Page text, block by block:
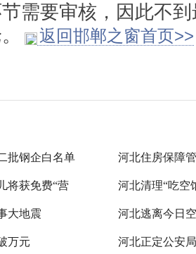
需要审核，因此不
返回邯郸之窗首页>>
批钢企白名单 河北住房保障
将获免费“营 河北清理“吃空
大地震 河北逃离今日
万元 河北正定公安